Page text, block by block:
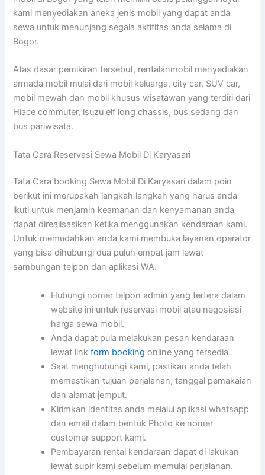
kami menyediakan aneka jenis mobil yang dapat anda
sewa untuk menunjang segala aktifitas anda selama di
Bogor.
Atas dasar pemikiran tersebut, rentalanmobil menyediakan
armada mobil mulai dari mobil keluarga, city car, SUV car,
mobil mewah dan mobil khusus wisatawan yang terdiri dari
Hiace commuter, isuzu elf long chassis, bus sedang dan
bus pariwisata.
Tata Cara Reservasi Sewa Mobil Di Karyasari
Tata Cara booking Sewa Mobil Di Karyasari dalam poin
berikut ini merupakah langkah langkah yang harus anda
ikuti untuk menjamin keamanan dan kenyamanan anda
dapat direalisasikan ketika menggunakan kendaraan kami.
Untuk memudahkan anda kami membuka layanan operator
yang bisa dihubungi dua puluh empat jam lewat
sambungan telpon dan aplikasi WA.
Hubungi nomer telpon admin yang tertera dalam
website ini untuk reservasi mobil atau negosiasi
harga sewa mobil.
Anda dapat pula melakukan pesan kendaraan
lewat linkform booking online yang tersedia.
Saat menghubungi kami, pastikan anda telah
memastikan tujuan perjalanan, tanggal pemakaian
dan alamat jemput.
Kirimkan identitas anda melalui aplikasi whatsapp
dan email dalam bentuk Photo ke nomer
customer support kami.
Pembayaran rental kendaraan dapat di lakukan
lewat supir kami sebelum memulai perjalanan.